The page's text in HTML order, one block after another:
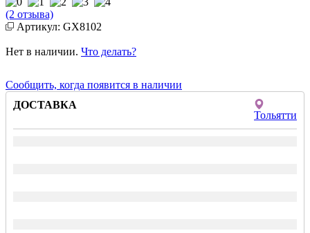
(2 отзыва)
Артикул: GX8102
Нет в наличии. Что делать?
Сообщить, когда появится в наличии
ДОСТАВКА
Тольятти